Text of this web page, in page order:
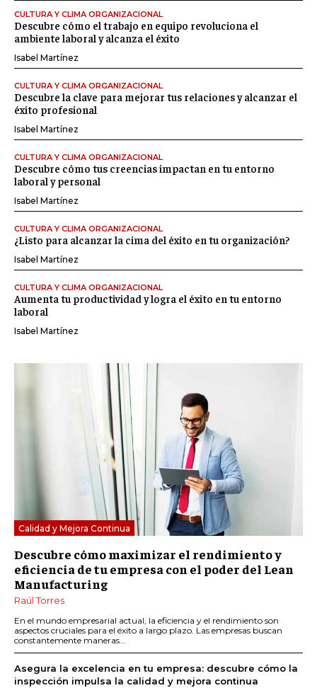
CULTURA Y CLIMA ORGANIZACIONAL
Descubre cómo el trabajo en equipo revoluciona el
ambiente laboral y alcanza el éxito
Isabel Martínez
CULTURA Y CLIMA ORGANIZACIONAL
Descubre la clave para mejorar tus relaciones y alcanzar el
éxito profesional
Isabel Martínez
CULTURA Y CLIMA ORGANIZACIONAL
Descubre cómo tus creencias impactan en tu entorno
laboral y personal
Isabel Martínez
CULTURA Y CLIMA ORGANIZACIONAL
¿Listo para alcanzar la cima del éxito en tu organización?
Isabel Martínez
CULTURA Y CLIMA ORGANIZACIONAL
Aumenta tu productividad y logra el éxito en tu entorno
laboral
Isabel Martínez
Calidad y Mejora Continua
Descubre cómo maximizar el rendimiento y
eficiencia de tu empresa con el poder del Lean
Manufacturing
Raúl Torres
En el mundo empresarial actual, la eficiencia y el rendimiento son
aspectos cruciales para el éxito a largo plazo. Las empresas buscan
constantemente maneras...
Asegura la excelencia en tu empresa: descubre cómo la
inspección impulsa la calidad y mejora continua